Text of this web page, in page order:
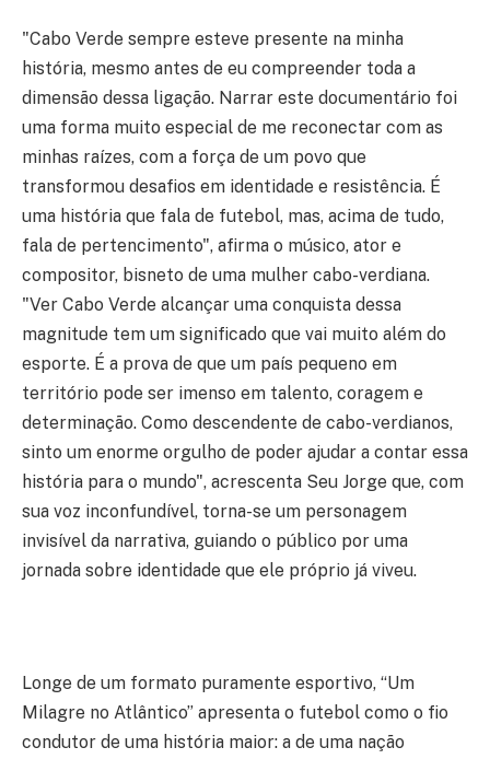
"Cabo Verde sempre esteve presente na minha
história, mesmo antes de eu compreender toda a
dimensão dessa ligação. Narrar este documentário foi
uma forma muito especial de me reconectar com as
minhas raízes, com a força de um povo que
transformou desafios em identidade e resistência. É
uma história que fala de futebol, mas, acima de tudo,
fala de pertencimento", afirma o músico, ator e
compositor, bisneto de uma mulher cabo-verdiana.
"Ver Cabo Verde alcançar uma conquista dessa
magnitude tem um significado que vai muito além do
esporte. É a prova de que um país pequeno em
território pode ser imenso em talento, coragem e
determinação. Como descendente de cabo-verdianos,
sinto um enorme orgulho de poder ajudar a contar essa
história para o mundo", acrescenta Seu Jorge que, com
sua voz inconfundível, torna-se um personagem
invisível da narrativa, guiando o público por uma
jornada sobre identidade que ele próprio já viveu.
Longe de um formato puramente esportivo, “Um
Milagre no Atlântico” apresenta o futebol como o fio
condutor de uma história maior: a de uma nação